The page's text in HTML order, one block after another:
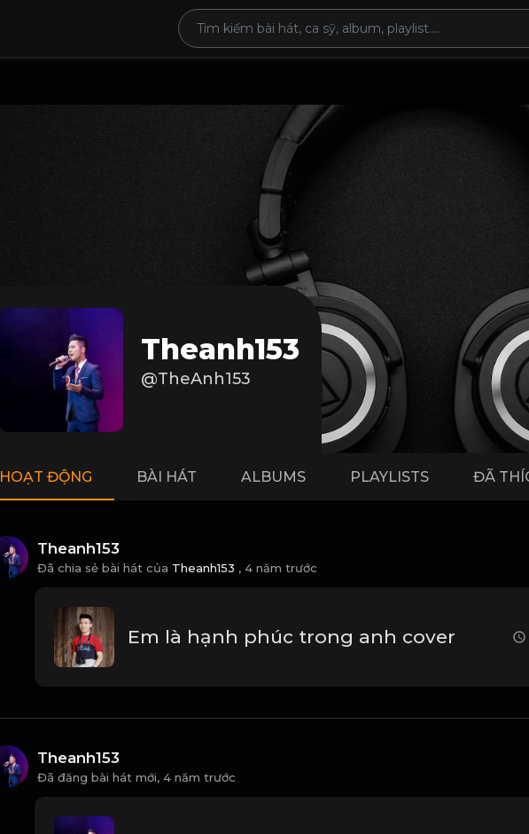
Theanh153
@TheAnh153
HOẠT ĐỘNG BÀI HÁT ALBUMS PLAYLISTS ĐÃ
Theanh153
Đã chia sẻ bài hát của Theanh153 , 4 năm trước
Em là hạnh phúc trong anh cover
Theanh153
Đã đăng bài hát mới, 4 năm trước